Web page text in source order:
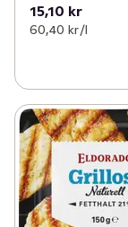
15,10 kr
60,40 kr /l